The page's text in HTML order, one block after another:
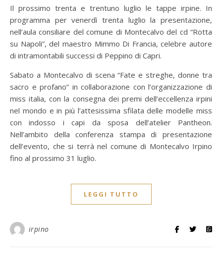
Il prossimo trenta e trentuno luglio le tappe irpine. In
programma per venerdì trenta luglio la presentazione,
nell’aula consiliare del comune di Montecalvo del cd “Rotta
su Napoli”, del maestro Mimmo Di Francia, celebre autore
di intramontabili successi di Peppino di Capri.
Sabato a Montecalvo di scena “Fate e streghe, donne tra
sacro e profano” in collaborazione con l’organizzazione di
miss italia, con la consegna dei premi dell’eccellenza irpini
nel mondo e in più l’attesissima sfilata delle modelle miss
con indosso i capi da sposa dell’atelier Pantheon.
Nell’ambito della conferenza stampa di presentazione
dell’evento, che si terrà nel comune di Montecalvo Irpino
fino al prossimo 31 luglio.
LEGGI TUTTO
irpino